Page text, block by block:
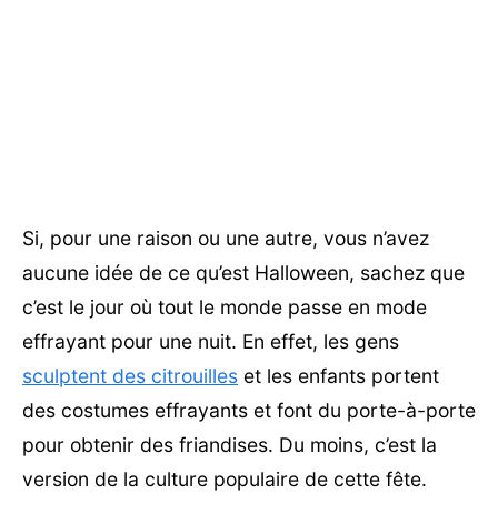
Si, pour une raison ou une autre, vous n’avez
aucune idée de ce qu’est Halloween, sachez que
c’est le jour où tout le monde passe en mode
effrayant pour une nuit. En effet, les gens
sculptent des citrouilles et les enfants portent
des costumes effrayants et font du porte-à-porte
pour obtenir des friandises. Du moins, c’est la
version de la culture populaire de cette fête.